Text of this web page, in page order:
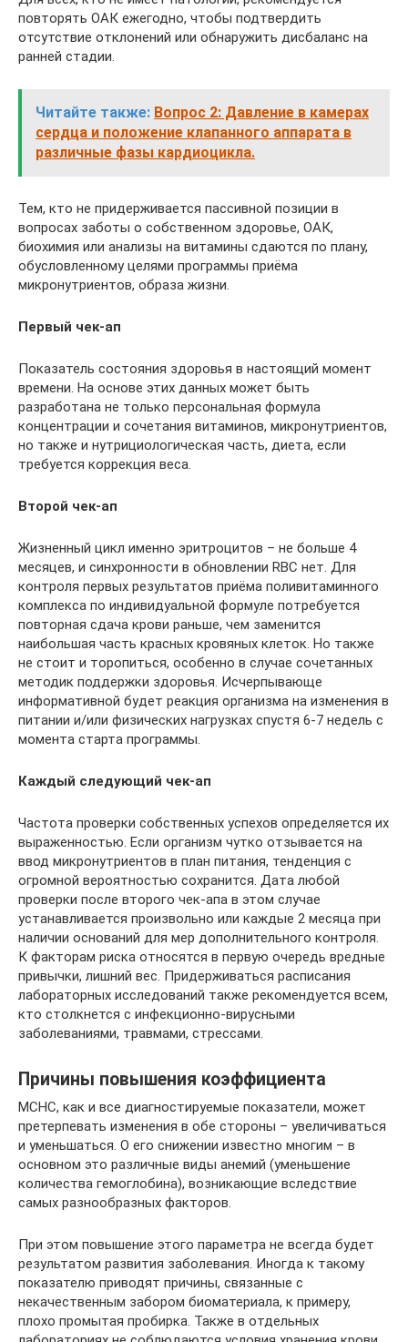
повторять ОАК ежегодно, чтобы подтвердить
отсутствие отклонений или обнаружить дисбаланс на
ранней стадии.
Читайте также: Вопрос 2: Давление в камерах
сердца и положение клапанного аппарата в
различные фазы кардиоцикла.
Тем, кто не придерживается пассивной позиции в
вопросах заботы о собственном здоровье, ОАК,
биохимия или анализы на витамины сдаются по плану,
обусловленному целями программы приёма
микронутриентов, образа жизни.
Первый чек-ап
Показатель состояния здоровья в настоящий момент
времени. На основе этих данных может быть
разработана не только персональная формула
концентрации и сочетания витаминов, микронутриентов,
но также и нутрициологическая часть, диета, если
требуется коррекция веса.
Второй чек-ап
Жизненный цикл именно эритроцитов – не больше 4
месяцев, и синхронности в обновлении RBC нет. Для
контроля первых результатов приёма поливитаминного
комплекса по индивидуальной формуле потребуется
повторная сдача крови раньше, чем заменится
наибольшая часть красных кровяных клеток. Но также
не стоит и торопиться, особенно в случае сочетанных
методик поддержки здоровья. Исчерпывающе
информативной будет реакция организма на изменения в
питании и/или физических нагрузках спустя 6-7 недель с
момента старта программы.
Каждый следующий чек-ап
Частота проверки собственных успехов определяется их
выраженностью. Если организм чутко отзывается на
ввод микронутриентов в план питания, тенденция с
огромной вероятностью сохранится. Дата любой
проверки после второго чек-апа в этом случае
устанавливается произвольно или каждые 2 месяца при
наличии оснований для мер дополнительного контроля.
К факторам риска относятся в первую очередь вредные
привычки, лишний вес. Придерживаться расписания
лабораторных исследований также рекомендуется всем,
кто столкнется с инфекционно-вирусными
заболеваниями, травмами, стрессами.
Причины повышения коэффициента
MCHC, как и все диагностируемые показатели, может
претерпевать изменения в обе стороны – увеличиваться
и уменьшаться. О его снижении известно многим – в
основном это различные виды анемий (уменьшение
количества гемоглобина), возникающие вследствие
самых разнообразных факторов.
При этом повышение этого параметра не всегда будет
результатом развития заболевания. Иногда к такому
показателю приводят причины, связанные с
некачественным забором биоматериала, к примеру,
плохо промытая пробирка. Также в отдельных